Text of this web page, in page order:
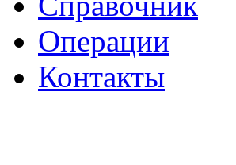
Операции
Контакты